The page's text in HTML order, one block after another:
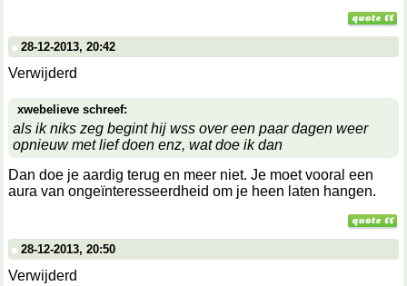
28-12-2013, 20:42
Verwijderd
xwebelieve schreef:
als ik niks zeg begint hij wss over een paar dagen weer
opnieuw met lief doen enz, wat doe ik dan
Dan doe je aardig terug en meer niet. Je moet vooral een
aura van ongeïnteresseerdheid om je heen laten hangen.
28-12-2013, 20:50
Verwijderd